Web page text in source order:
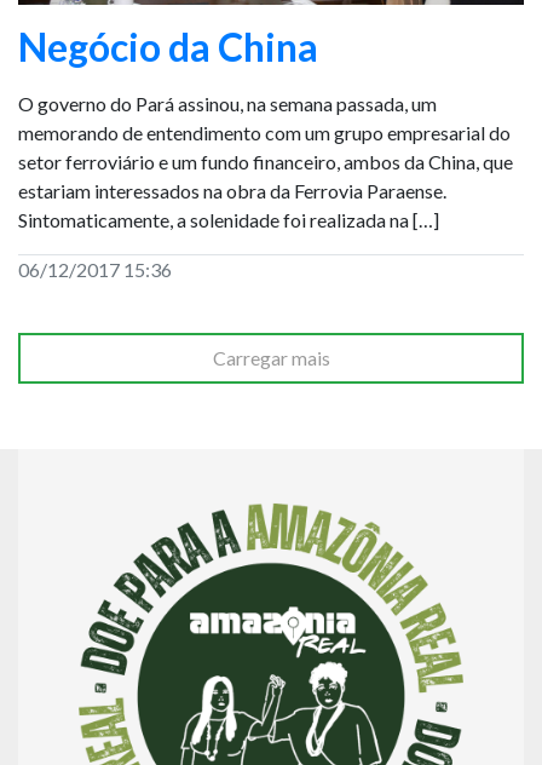
Negócio da China
O governo do Pará assinou, na semana passada, um
memorando de entendimento com um grupo empresarial do
setor ferroviário e um fundo financeiro, ambos da China, que
estariam interessados na obra da Ferrovia Paraense.
Sintomaticamente, a solenidade foi realizada na […]
06/12/2017 15:36
Carregar mais